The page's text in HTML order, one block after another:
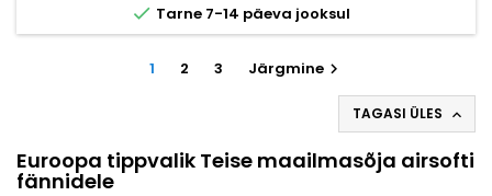
 Tarne 7-14 päeva jooksul
1 2 3 Järgmine
TAGASI ÜLES 
Euroopa tippvalik Teise maailmasõja airsofti
fännidele